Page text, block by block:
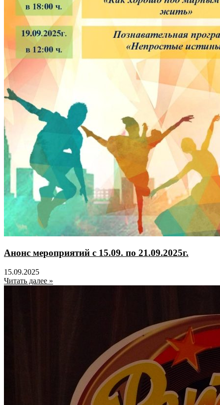
Анонс мероприятий с 15.09. по 21.09.2025г.
15.09.2025
Читать далее »